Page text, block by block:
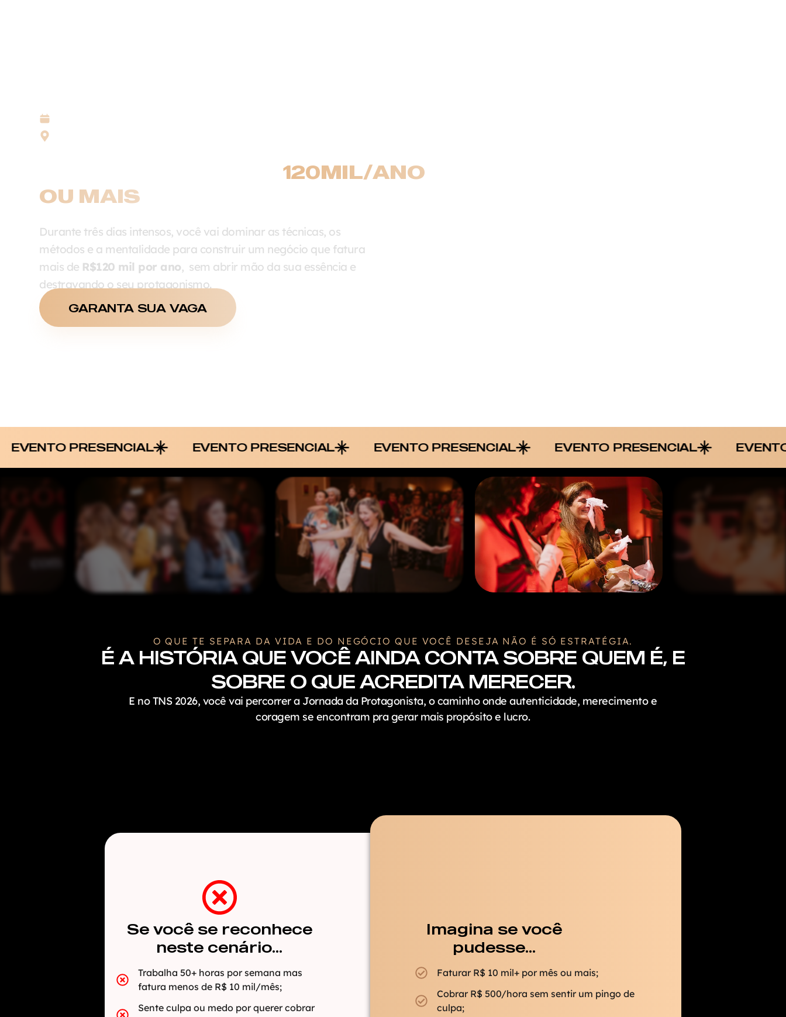
3 DIAS PARA ESTRUTURAR UM
120MIL/ANO
OU MAIS
Durante três dias intensos, você vai dominar as técnicas, os
métodos e a mentalidade para construir um negócio que fatura
mais de R$120 mil por ano, sem abrir mão da sua essência e
destravando o seu protagonismo.
GARANTA SUA VAGA
EVENTO PRESENCIAL EVENTO PRESENCIAL EVENTO PRESENCIAL EVENTO
O QUE TE SEPARA DA VIDA E DO NEGÓCIO QUE VOCÊ DESEJA NÃO É SÓ ESTRATÉGIA.
É A HISTÓRIA QUE VOCÊ AINDA CONTA SOBRE QUEM É, E
SOBRE O QUE ACREDITA MERECER.
E no TNS 2026, você vai percorrer a Jornada da Protagonista, o caminho onde autenticidade, merecimento e
coragem se encontram pra gerar mais propósito e lucro.
Se você se reconhece
neste cenário...
Trabalha 50+ horas por semana mas
fatura menos de R$ 10 mil/mês;
Sente culpa ou medo por querer cobrar
Imagina se você
pudesse...
Faturar R$ 10 mil+ por mês ou mais;
Cobrar R$ 500/hora sem sentir um pingo de
culpa;